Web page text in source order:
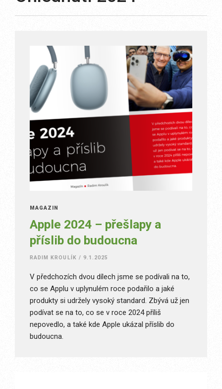
MAGAZÍN
Apple 2024 – přešlapy a
příslib do budoucna
RADIM KROULÍK / 9.1.2025
V předchozích dvou dílech jsme se podívali na to,
co se Applu v uplynulém roce podařilo a jaké
produkty si udržely vysoký standard. Zbývá už jen
podívat se na to, co se v roce 2024 příliš
nepovedlo, a také kde Apple ukázal příslib do
budoucna.